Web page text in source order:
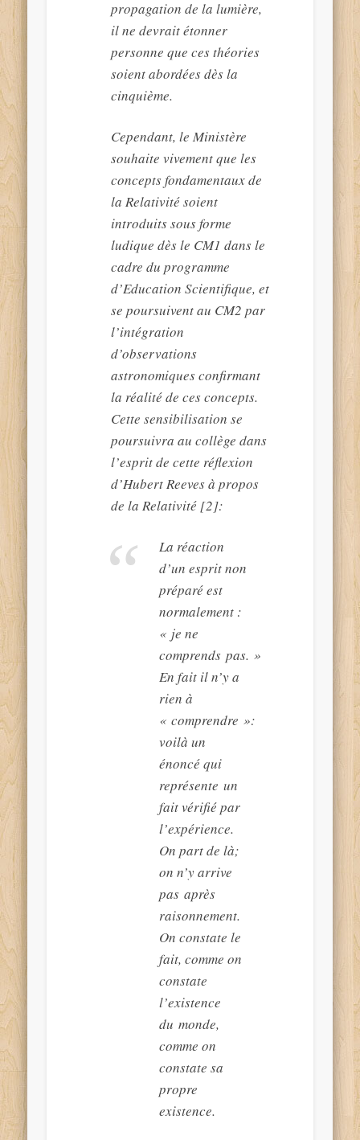
propagation de la lumière,
il ne devrait étonner
personne que ces théories
soient abordées dès la
cinquième.
Cependant, le Ministère
souhaite vivement que les
concepts fondamentaux de
la Relativité soient
introduits sous forme
ludique dès le CM1 dans le
cadre du programme
d’Education Scientifique, et
se poursuivent au CM2 par
l’intégration
d’observations
astronomiques confirmant
la réalité de ces concepts.
Cette sensibilisation se
poursuivra au collège dans
l’esprit de cette réflexion
d’Hubert Reeves à propos
de la Relativité [2]:
La réaction
d’un esprit non
préparé est
normalement :
« je ne
comprends pas. »
En fait il n’y a
rien à
« comprendre »:
voilà un
énoncé qui
représente un
fait vérifié par
l’expérience.
On part de là;
on n’y arrive
pas après
raisonnement.
On constate le
fait, comme on
constate
l’existence
du monde,
comme on
constate sa
propre
existence.